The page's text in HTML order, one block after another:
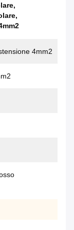
,
,
4mm2